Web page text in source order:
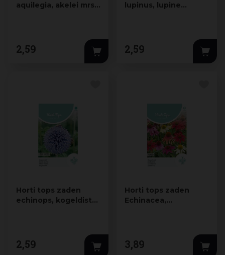
aquilegia, akelei mrs.
2,59
lupinus, lupine
2,59
Horti tops zaden
echinops, kogeldistel
2,59
Horti tops zaden
Echinacea,
3,89